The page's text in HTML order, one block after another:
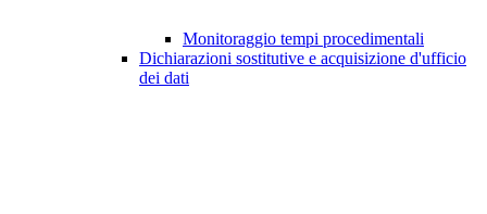
Monitoraggio tempi procedimentali
Dichiarazioni sostitutive e acquisizione d'ufficio
dei dati